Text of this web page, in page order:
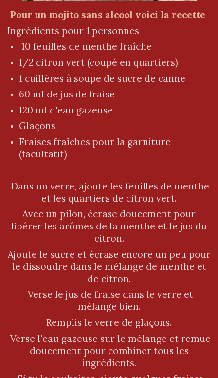
Pour un mojito sans alcool voici la recette
Ingrédients pour 1 personnes
10 feuilles de menthe fraîche
1/2 citron vert (coupé en quartiers)
1 cuillères à soupe de sucre de canne
60 ml de jus de fraise
120 ml d'eau gazeuse
Glaçons
Fraises fraîches pour la garniture
(facultatif)
Dans un verre, ajoute les feuilles de menthe
et les quartiers de citron vert.
Avec un pilon, écrase doucement pour
libérer les arômes de la menthe et le jus du
citron.
Ajoute le sucre et écrase encore un peu pour
le dissoudre dans le mélange de menthe et
de citron.
Verse le jus de fraise dans le verre et
mélange bien.
Remplis le verre de glaçons.
Verse l'eau gazeuse sur le mélange et remue
doucement pour combiner tous les
ingrédients.